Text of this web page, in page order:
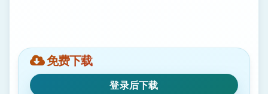
免费下载
登录后下载